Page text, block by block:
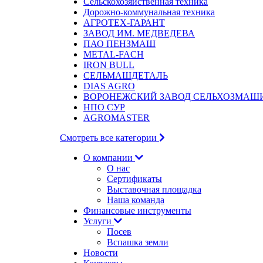
Дорожно-коммунальная техника
АГРОТЕХ-ГАРАНТ
ЗАВОД ИМ. МЕДВЕДЕВА
ПАО ПЕНЗМАШ
METAL-FACH
IRON BULL
СЕЛЬМАШДЕТАЛЬ
DIAS AGRO
ВОРОНЕЖСКИЙ ЗАВОД
НПО СУР
AGROMASTER
Смотреть все категории
О компании
О нас
Сертификаты
Выставочная площадка
Наша команда
Финансовые инструменты
Услуги
Посев
Вспашка земли
Новости